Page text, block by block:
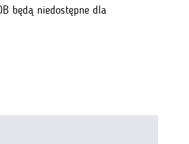
będą niedostępne dla